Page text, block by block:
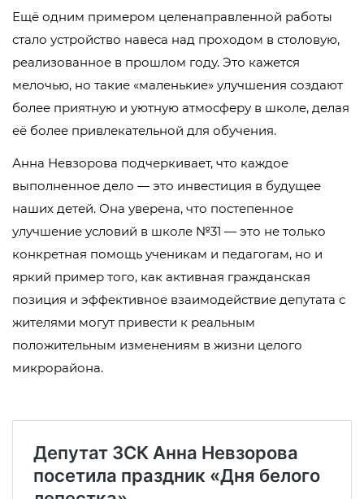
Ещё одним примером целенаправленной работы
стало устройство навеса над проходом в столовую,
реализованное в прошлом году. Это кажется
мелочью, но такие «маленькие» улучшения создают
более приятную и уютную атмосферу в школе, делая
её более привлекательной для обучения.
Анна Невзорова подчеркивает, что каждое
выполненное дело — это инвестиция в будущее
наших детей. Она уверена, что постепенное
улучшение условий в школе №31 — это не только
конкретная помощь ученикам и педагогам, но и
яркий пример того, как активная гражданская
позиция и эффективное взаимодействие депутата с
жителями могут привести к реальным
положительным изменениям в жизни целого
микрорайона.